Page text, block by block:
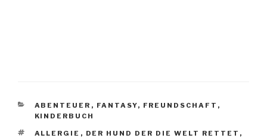
KATEGORIEN
ABENTEUER , FANTASY, FREUNDSCHAFT ,
KINDERBUCH
SCHLAGWÖRTER
ALLERGIE , DER HUND DER DIE WELT RETTET ,